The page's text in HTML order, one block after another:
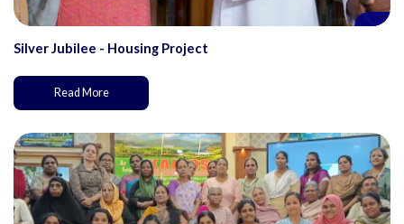
Silver Jubilee - Housing Project
Read More